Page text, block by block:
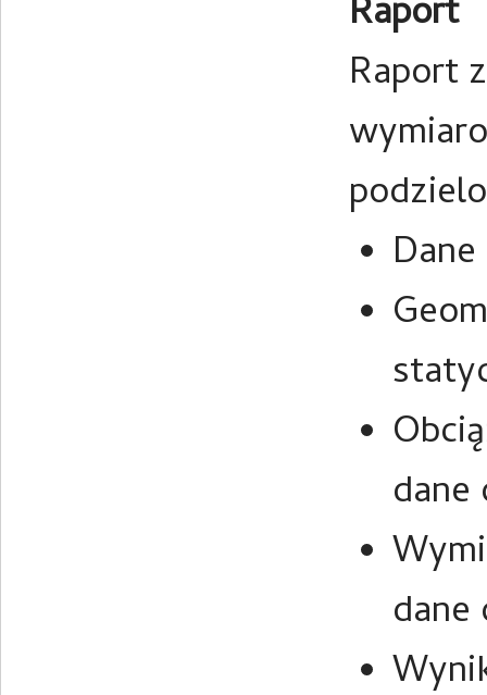
Raport
Raport
dane